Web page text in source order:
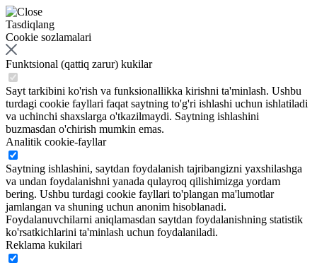
Tasdiqlang
Cookie sozlamalari
Funktsional (qattiq zarur) kukilar
Sayt tarkibini ko'rish va funksionallikka kirishni ta'minlash. Ushbu
turdagi cookie fayllari faqat saytning to'g'ri ishlashi uchun ishlatiladi
va uchinchi shaxslarga o'tkazilmaydi. Saytning ishlashini
buzmasdan o'chirish mumkin emas.
Analitik cookie-fayllar
Saytning ishlashini, saytdan foydalanish tajribangizni yaxshilashga
va undan foydalanishni yanada qulayroq qilishimizga yordam
bering. Ushbu turdagi cookie fayllari to'plangan ma'lumotlar
jamlangan va shuning uchun anonim hisoblanadi.
Foydalanuvchilarni aniqlamasdan saytdan foydalanishning statistik
ko'rsatkichlarini ta'minlash uchun foydalaniladi.
Reklama kukilari